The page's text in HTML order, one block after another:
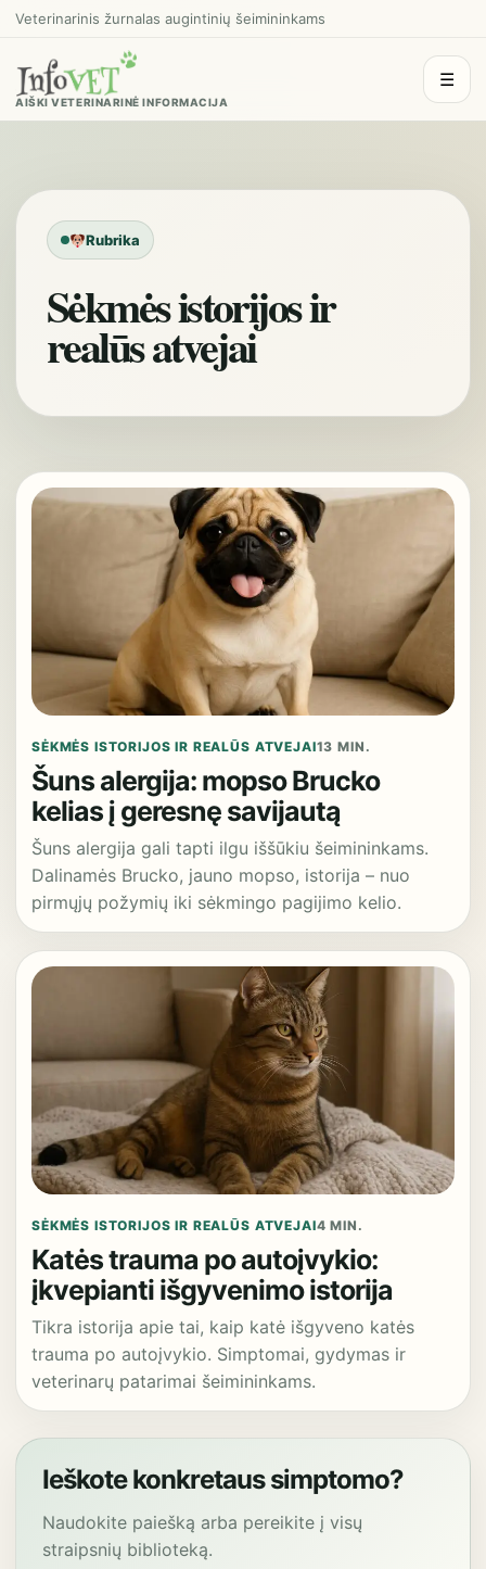
Veterinarinis žurnalas augintinių šeimininkams
AIŠKI VETERINARINĖ INFORMACIJA
☰
Rubrika
Sėkmės istorijos ir
realūs atvejai
SĖKMĖS ISTORIJOS IR REALŪS ATVEJAI13 MIN.
Šuns alergija: mopso Brucko
kelias į geresnę savijautą
Šuns alergija gali tapti ilgu iššūkiu šeimininkams.
Dalinamės Brucko, jauno mopso, istorija – nuo
pirmųjų požymių iki sėkmingo pagijimo kelio.
SĖKMĖS ISTORIJOS IR REALŪS ATVEJAI4 MIN.
Katės trauma po autoįvykio:
įkvepianti išgyvenimo istorija
Tikra istorija apie tai, kaip katė išgyveno katės
trauma po autoįvykio. Simptomai, gydymas ir
veterinarų patarimai šeimininkams.
Ieškote konkretaus simptomo?
Naudokite paiešką arba pereikite į visų
straipsnių biblioteką.